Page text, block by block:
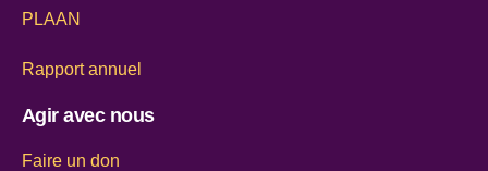
PLAAN
Rapport annuel
Agir avec nous
Faire un don